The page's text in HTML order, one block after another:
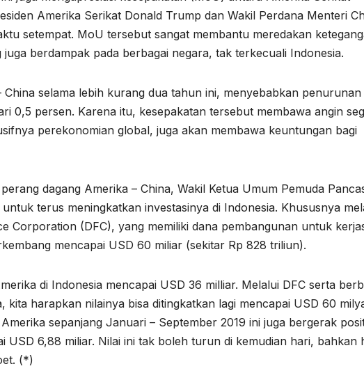
Amerika Serikat Donald Trump dan Wakil Perdana Menteri
setempat. MoU tersebut sangat membantu meredakan
berdampak pada berbagai negara, tak terkecuali Indonesia.
China selama lebih kurang dua tahun ini, menyebabkan penurunan
0,5 persen. Karena itu, kesepakatan tersebut membawa angin
perekonomian global, juga akan membawa keuntungan bagi
dagang Amerika – China, Wakil Ketua Umum Pemuda
terus meningkatkan investasinya di Indonesia. Khususnya
Corporation (DFC), yang memiliki dana pembangunan untuk
mencapai USD 60 miliar (sekitar Rp 828 triliun).
di Indonesia mencapai USD 36 milliar. Melalui DFC serta
kita harapkan nilainya bisa ditingkatkan lagi mencapai USD 60
sepanjang Januari – September 2019 ini juga bergerak
USD 6,88 miliar. Nilai ini tak boleh turun di kemudian hari, bahkan
(*)